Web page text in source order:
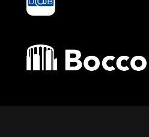
Bocconi shop